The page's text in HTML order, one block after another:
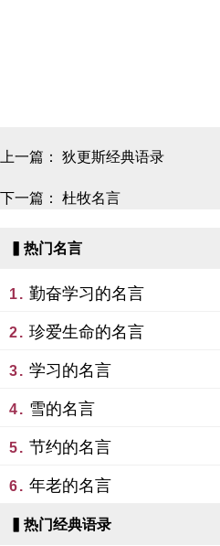
上一篇： 狄更斯经典语录
下一篇： 杜牧名言
▍热门名言
1. 勤奋学习的名言
2. 珍爱生命的名言
3. 学习的名言
4. 雪的名言
5. 节约的名言
6. 年老的名言
▍热门经典语录